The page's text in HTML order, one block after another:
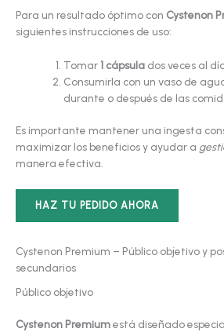
Para un resultado óptimo con Cystenon
siguientes instrucciones de uso:
Tomar 1 cápsula dos veces al
Consumirla con un vaso de
durante o después de las
Es importante mantener una ingesta
maximizar los beneficios y ayudar a
manera efectiva.
HAZ TU PEDIDO AHORA
Cystenon Premium – Público objetivo y
secundarios
Público objetivo
Cystenon Premiumestá diseñado